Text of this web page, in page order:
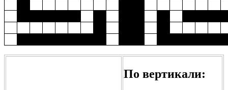
По вертикали: